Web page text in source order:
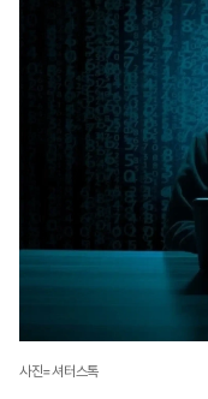
사진=셔터스톡